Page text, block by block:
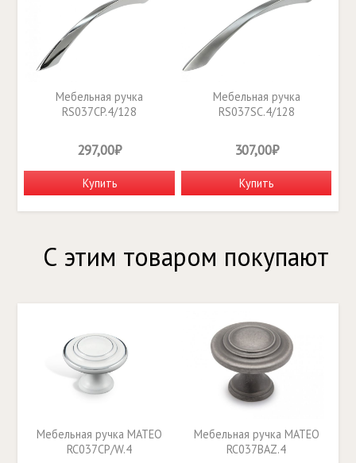
Мебельная ручка
RS037CP.4/128
297,00₽
Купить
Мебельная ручка
RS037SC.4/128
307,00₽
Купить
С этим товаром покупают
Мебельная ручка MATEO
RC037CP/W.4
Мебельная ручка MATEO
RC037BAZ.4